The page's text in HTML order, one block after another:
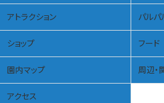
アトラクション パル
ショップ フード
園内マップ 周辺・
アクセス